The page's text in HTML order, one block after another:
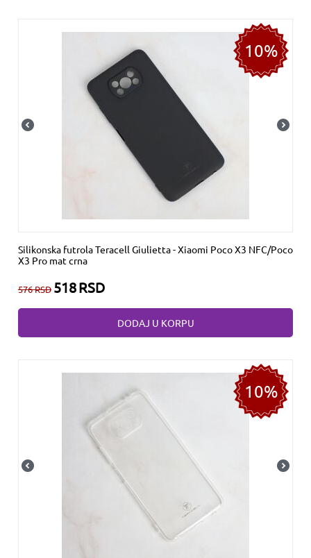
10%
Silikonska futrola Teracell Giulietta - Xiaomi Poco X3 NFC/Poco
X3 Pro mat crna
576RSD 518RSD
DODAJ U KORPU
10%